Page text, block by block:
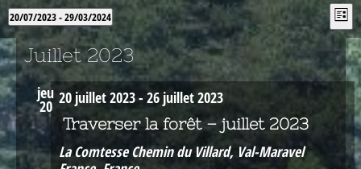
par
de
Liste
20/07/2023 - 29/03/2024
Sélectionnez
une
date.
Juillet 2023
jeu
20 20 juillet 2023- 26 juillet 2023
Traverser la forêt – juillet 2023
La ComtesseChemin du Villard, Val-Maravel